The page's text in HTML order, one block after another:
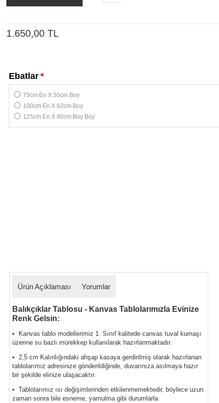
1.650,00 TL
*
Ebatlar
75cm En X 50cm Boy
100cm En X 62cm Boy
125cm En X 80cm Boy Boy
Ürün Açıklaması Yorumlar
Balıkçıklar Tablosu - Kanvas Tablolarımızla Evinize
Renk Gelsin:
• Kanvas tablo modellerimiz 1. Sınıf kalitede canvas tuval kumaşı
üzerine su bazlı mürekkep kullanılarak hazırlanmaktadır.
• 2,5 cm Kalınlığındaki ahşap kasaya gerdirilmiş olarak hazırlanan
tablolarımız adresinize gönderildiğinde, duvarınıza asılmaya hazır
bir şekilde elinize ulaşacaktır.
• Tablolarımız ısı değişimlerinden etkilenmemektedir, böylece uzun
zaman sonra bile esneme, yamulma gibi durumlarla